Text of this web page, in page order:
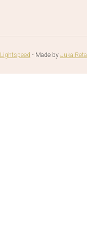
Lightspeed - Made by